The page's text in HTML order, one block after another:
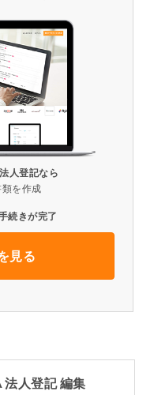
人登記なら
を作成
続きが完了
見る
法人登記 編集